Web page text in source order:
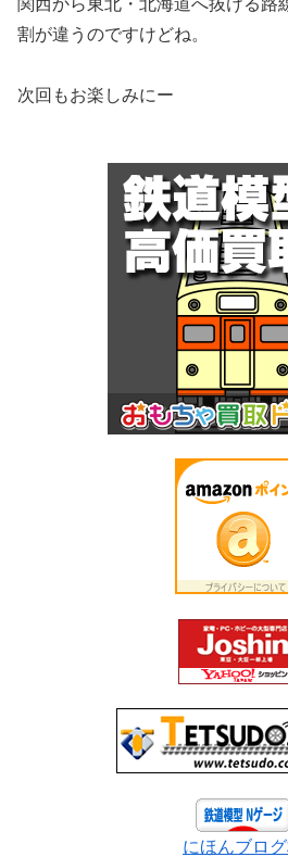
関西から東北・北海道へ抜ける路
割が違うのですけどね。
次回もお楽しみにー
にほんブロ